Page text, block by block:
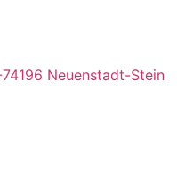
Neuenstadt-Stein